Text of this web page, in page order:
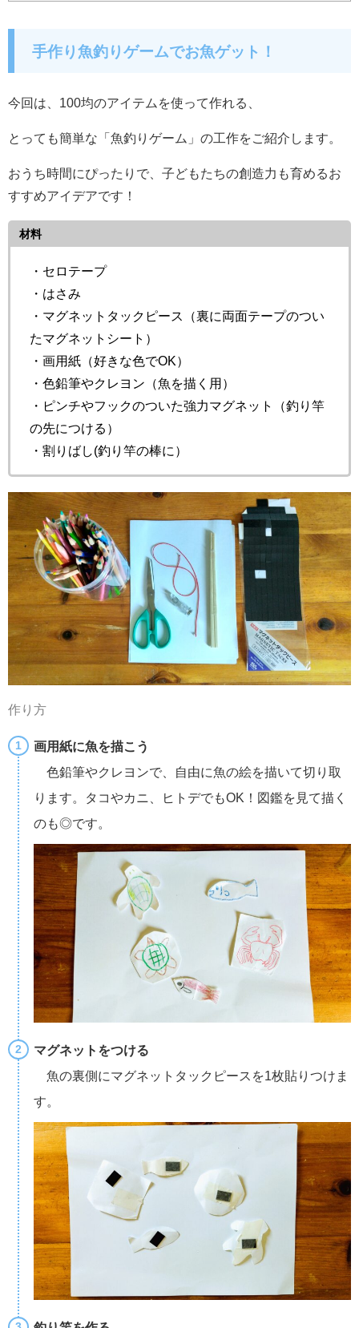
手作り魚釣りゲームでお魚ゲット！
今回は、100均のアイテムを使って作れる、
とっても簡単な「魚釣りゲーム」の工作をご紹介します。
おうち時間にぴったりで、子どもたちの創造力も育めるお
すすめアイデアです！
材料
・セロテープ
・はさみ
・マグネットタックピース（裏に両面テープのつい
たマグネットシート）
・画用紙（好きな色でOK）
・色鉛筆やクレヨン（魚を描く用）
・ピンチやフックのついた強力マグネット（釣り竿
の先につける）
・割りばし(釣り竿の棒に）
作り方
画用紙に魚を描こう
色鉛筆やクレヨンで、自由に魚の絵を描いて切り取
ります。タコやカニ、ヒトデでもOK！図鑑を見て描く
のも◎です。
マグネットをつける
魚の裏側にマグネットタックピースを1枚貼りつけま
す。